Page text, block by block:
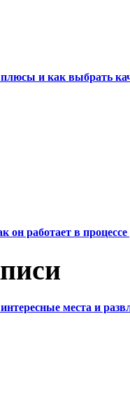
и как выбрать
он работает в
места и